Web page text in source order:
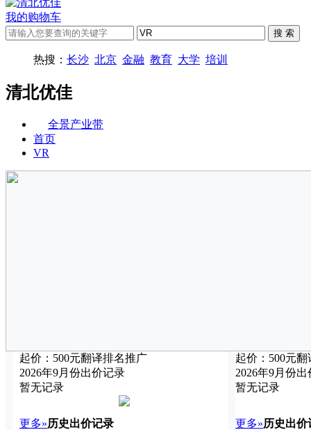
我的购物车
热搜： 长沙 北京 金融 教育 大学 培训
清北优佳
全景产业带
首页
VR
起价： 500元翻译排名推广
2026年9月份出价记录
暂无记录
起价： 500元翻
2026年9月份
暂无记录
更多»历史出价记录 更多»历史出价